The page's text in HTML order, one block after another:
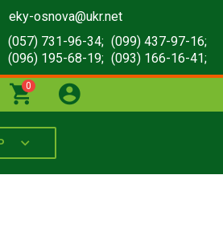
eky-osnova@ukr.net
(057) 731-96-34; (099) 437-97-16;
(096) 195-68-19; (093) 166-16-41;
0